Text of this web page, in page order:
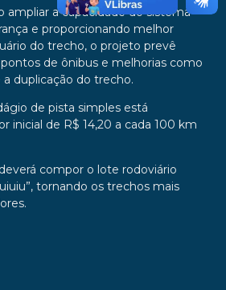
ampliar a capacidade do sistema
e proporcionando melhor
do trecho, o projeto prevê
de ônibus e melhorias como
a duplicação do trecho.
de pista simples está
inicial de R$ 14,20 a cada 100 km
compor o lote rodoviário
tornando os trechos mais